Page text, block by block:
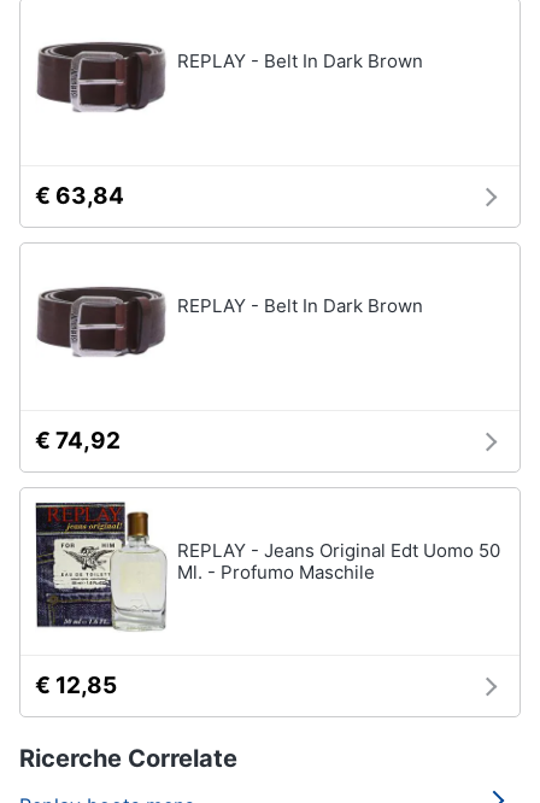
REPLAY - Belt In Dark Brown
€ 63,84
REPLAY - Belt In Dark Brown
€ 74,92
REPLAY - Jeans Original Edt Uomo 50
Ml. - Profumo Maschile
€ 12,85
Ricerche Correlate